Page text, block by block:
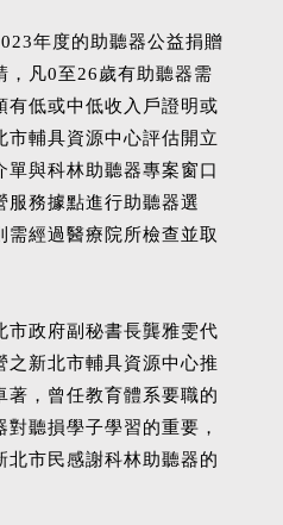
年度的助聽器公益捐贈
，凡0至26歲有助聽器需
有低或中低收入戶證明或
市輔具資源中心評估開立
單與科林助聽器專案窗口
服務據點進行助聽器選
需經過醫療院所檢查並取
市政府副秘書長龔雅雯代
之新北市輔具資源中心推
著，曾任教育體系要職的
聽損學子學習的重要，
北市民感謝科林助聽器的